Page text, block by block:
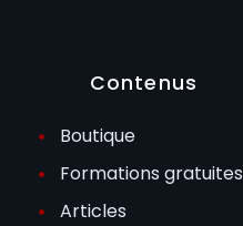
Contenus
Boutique
Formations gratuites
Articles